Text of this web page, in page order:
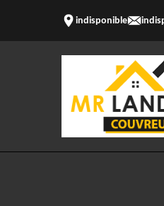
indisponible